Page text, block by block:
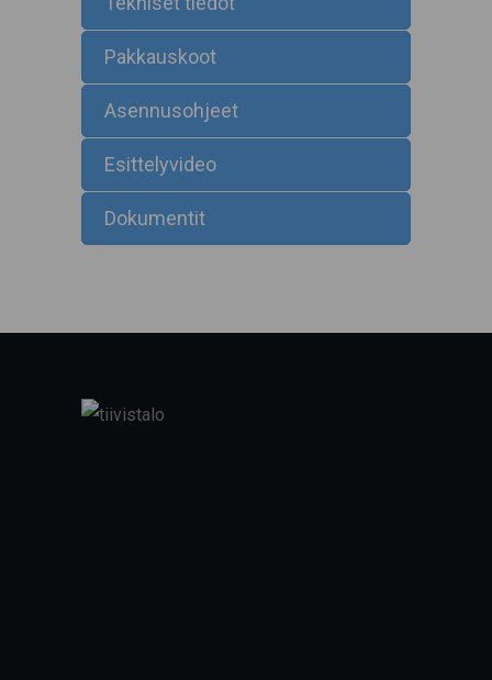
Pakkauskoot
Asennusohjeet
Esittelyvideo
Dokumentit